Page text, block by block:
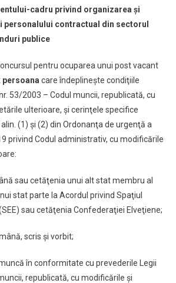
cadru privind organizarea şi
personalului contractual din sectorul
publice
pentru ocuparea unui post vacant
persoana care îndeplineşte condiţiile
53/2003 – Codul muncii, republicată, cu
ulterioare, şi cerinţele specifice
(1) şi (2) din Ordonanţa de urgenţă a
privind Codul administrativ, cu modificările
sau cetăţenia unui alt stat membru al
stat parte la Acordul privind Spaţiul
sau cetăţenia Confederaţiei Elveţiene;
scris şi vorbit;
în conformitate cu prevederile Legii
republicată, cu modificările şi